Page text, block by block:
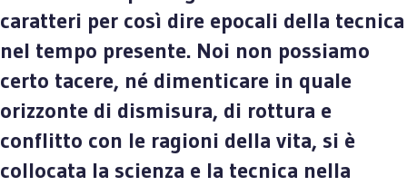
caratteri per così dire epocali della tecnica
nel tempo presente. Noi non possiamo
certo tacere, né dimenticare in quale
orizzonte di dismisura, di rottura e
conflitto con le ragioni della vita, si è
collocata la scienza e la tecnica nella